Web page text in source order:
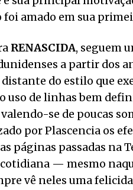
amado em sua
RENASCIDA, seguem
a partir dos
do estilo que
uso de linhas bem
se de poucas
por Plascencia os
páginas passadas na
— mesmo
vê neles uma